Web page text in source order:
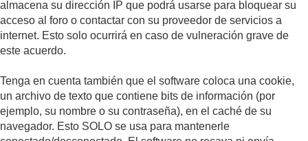
almacena su dirección IP que podrá usarse para bloquear su
acceso al foro o contactar con su proveedor de servicios a
internet. Esto solo ocurrirá en caso de vulneración grave de
este acuerdo.
Tenga en cuenta también que el software coloca una cookie,
un archivo de texto que contiene bits de información (por
ejemplo, su nombre o su contraseña), en el caché de su
navegador. Esto SOLO se usa para mantenerle